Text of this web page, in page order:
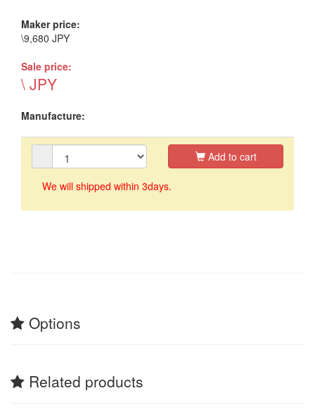
Maker price:
\9,680 JPY
Sale price:
\ JPY
Manufacture:
Add to cart
We will shipped within 3days.
Options
Related products